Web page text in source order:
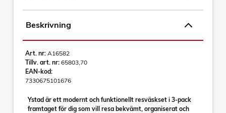
Beskrivning
Art. nr: A16582
Tillv. art. nr: 65803,70
EAN-kod:
7330675101676
Ystad är ett modernt och funktionellt resväskset i 3-pack
framtaget för dig som vill resa bekvämt, organiserat och